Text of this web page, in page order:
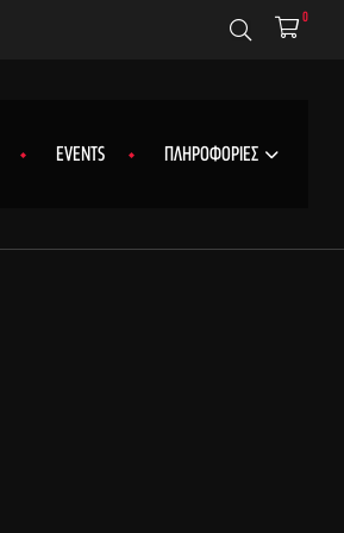
0
EVENTS ΠΛΗΡΟΦΟΡΙΕΣ